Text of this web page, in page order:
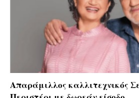
Απαράμιλλος καλλιτεχνικός